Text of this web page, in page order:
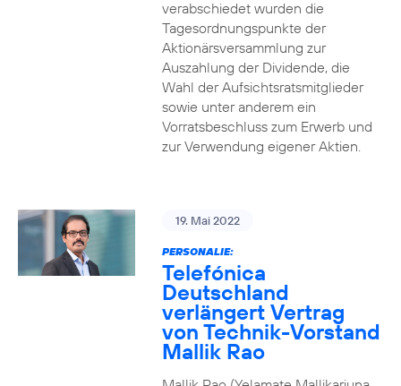
verabschiedet wurden die
Tagesordnungspunkte der
Aktionärsversammlung zur
Auszahlung der Dividende, die
Wahl der Aufsichtsratsmitglieder
sowie unter anderem ein
Vorratsbeschluss zum Erwerb und
zur Verwendung eigener Aktien.
19. Mai 2022
PERSONALIE:
Telefónica
Deutschland
verlängert Vertrag
von Technik-Vorstand
Mallik Rao